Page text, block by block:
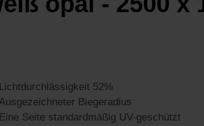
Lichtdurchlässigkeit 52%
Biegeradius
Eine Seite standardmäßig UV-geschützt